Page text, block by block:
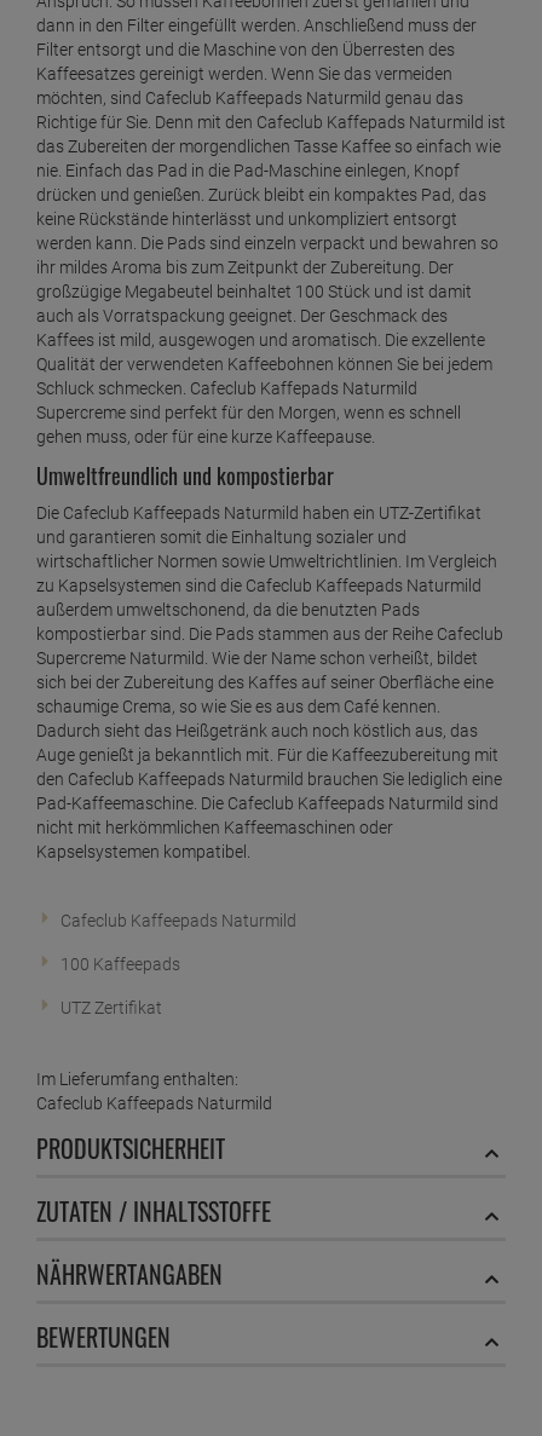
ab16,79€
1 Kilogramm = 23,99 €
Cafeclub Kaffeepads Ristretto Supercreme
ab16,49 €
1 Kilogramm =23,56 €
dann in den Filter eingefüllt werden. Anschließend muss der
Filter entsorgt und die Maschine von den Überresten des
Kaffeesatzes gereinigt werden. Wenn Sie das vermeiden
möchten, sind Cafeclub Kaffeepads Naturmild genau das
Richtige für Sie. Denn mit den Cafeclub Kaffepads Naturmild ist
das Zubereiten der morgendlichen Tasse Kaffee so einfach wie
nie. Einfach das Pad in die Pad-Maschine einlegen, Knopf
drücken und genießen. Zurück bleibt ein kompaktes Pad, das
keine Rückstände hinterlässt und unkompliziert entsorgt
werden kann. Die Pads sind einzeln verpackt und bewahren so
ihr mildes Aroma bis zum Zeitpunkt der Zubereitung. Der
großzügige Megabeutel beinhaltet 100 Stück und ist damit
auch als Vorratspackung geeignet. Der Geschmack des
Kaffees ist mild, ausgewogen und aromatisch. Die exzellente
Qualität der verwendeten Kaffeebohnen können Sie bei jedem
Schluck schmecken. Cafeclub Kaffepads Naturmild
Supercreme sind perfekt für den Morgen, wenn es schnell
gehen muss, oder für eine kurze Kaffeepause.
Umweltfreundlich und kompostierbar
Die Cafeclub Kaffeepads Naturmild haben ein UTZ-Zertifikat
und garantieren somit die Einhaltung sozialer und
wirtschaftlicher Normen sowie Umweltrichtlinien. Im Vergleich
zu Kapselsystemen sind die Cafeclub Kaffeepads Naturmild
außerdem umweltschonend, da die benutzten Pads
kompostierbar sind. Die Pads stammen aus der Reihe Cafeclub
Supercreme Naturmild. Wie der Name schon verheißt, bildet
sich bei der Zubereitung des Kaffes auf seiner Oberfläche eine
schaumige Crema, so wie Sie es aus dem Café kennen.
Dadurch sieht das Heißgetränk auch noch köstlich aus, das
Auge genießt ja bekanntlich mit. Für die Kaffeezubereitung mit
den Cafeclub Kaffeepads Naturmild brauchen Sie lediglich eine
Pad-Kaffeemaschine. Die Cafeclub Kaffeepads Naturmild sind
nicht mit herkömmlichen Kaffeemaschinen oder
Kapselsystemen kompatibel.
Cafeclub Kaffeepads Naturmild
100 Kaffeepads
UTZ Zertifikat
Im Lieferumfang enthalten:
Cafeclub Kaffeepads Naturmild
PRODUKTSICHERHEIT
ZUTATEN / INHALTSSTOFFE
NÄHRWERTANGABEN
BEWERTUNGEN